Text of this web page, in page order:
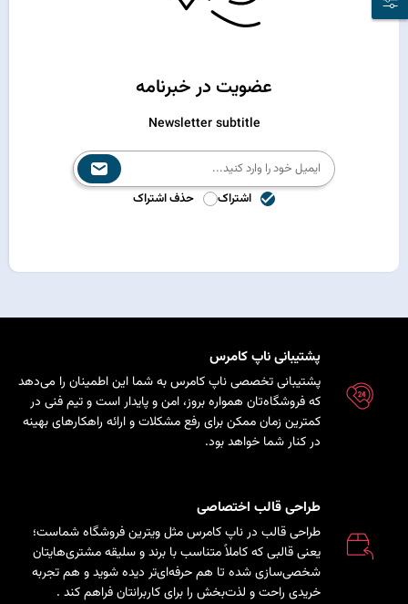
عضویت در خبرنامه
Newsletter subtitle
اشتراک حذف اشتراک
پشتیبانی ناپ کامرس
پشتیبانی تخصصی ناپ کامرس به شما این اطمینان را می‌دهد
که فروشگاه‌تان همواره بروز، امن و پایدار است و تیم فنی در
کمترین زمان ممکن برای رفع مشکلات و ارائه راهکارهای بهینه
در کنار شما خواهد بود.
طراحی قالب اختصاصی
طراحی قالب در ناپ کامرس مثل ویترین فروشگاه شماست؛
یعنی قالبی که کاملاً متناسب با برند و سلیقه مشتری‌هایتان
شخصی‌سازی شده تا هم حرفه‌ای‌تر دیده شوید و هم تجربه
خریدی راحت و لذت‌بخش را برای کاربرانتان فراهم کند .